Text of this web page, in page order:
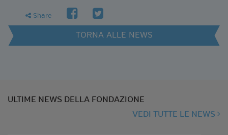
Sharesharefacebook
twitter
TORNA ALLE NEWS
ULTIME NEWS DELLA FONDAZIONE
VEDI TUTTE LE NEWS